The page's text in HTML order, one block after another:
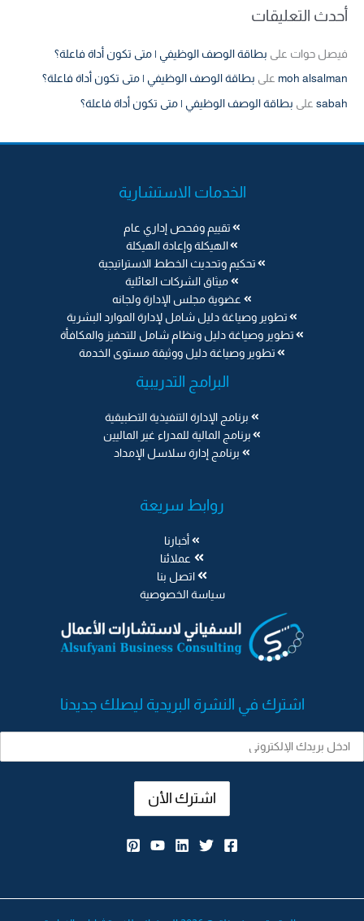
أحدث التعليقات
فيصل حوات على بطاقة الوصف الوظيفي | متى تكون أداة فاعلة؟
moh alsalman على بطاقة الوصف الوظيفي | متى تكون أداة فاعلة؟
sabah على بطاقة الوصف الوظيفي | متى تكون أداة فاعلة؟
الخدمات الاستشارية
تقييم وفحص إداري عام
الهيكلة وإعادة الهيكلة
تحكيم وتحديث الخطط الاستراتيجية
ميثاق الشركات العائلية
عضوية مجلس الإدارة ولجانه
تطوير وصياغة دليل شامل لإدارة الموارد البشرية
تطوير وصياغة دليل ونظام شامل للتحفيز والمكافأة
تطوير وصياغة دليل ووثيقة مستوى الخدمة
البرامج التدريبية
برنامج الإدارة التنفيذية التطبيقية
برنامج المالية للمدراء غير الماليين
برنامج إدارة سلاسل الإمداد
روابط سريعة
أخبارنا
عملائنا
اتصل بنا
سياسة الخصوصية
اشترك في النشرة البريدية ليصلك جديدنا